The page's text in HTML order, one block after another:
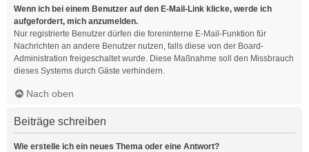
Wenn ich bei einem Benutzer auf den E-Mail-Link klicke, werde ich
aufgefordert, mich anzumelden.
Nur registrierte Benutzer dürfen die foreninterne E-Mail-Funktion für
Nachrichten an andere Benutzer nutzen, falls diese von der Board-
Administration freigeschaltet wurde. Diese Maßnahme soll den Missbrauch
dieses Systems durch Gäste verhindern.
Nach oben
Beiträge schreiben
Wie erstelle ich ein neues Thema oder eine Antwort?